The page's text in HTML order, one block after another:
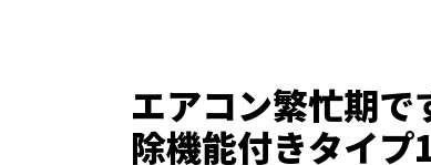
エアコン繁忙期
除機能付きタイ